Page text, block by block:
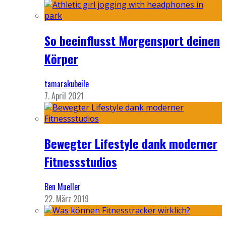
So beeinflusst Morgensport deinen
Körper
tamarakubeile
7. April 2021
Bewegter Lifestyle dank moderner
Fitnessstudios
Ben Mueller
22. März 2019